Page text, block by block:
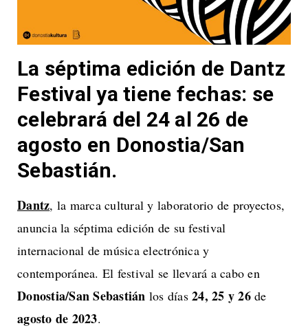
La séptima edición de Dantz
Festival ya tiene fechas: se
celebrará del 24 al 26 de
agosto en Donostia/San
Sebastián.
Dantz, la marca cultural y laboratorio de proyectos,
anuncia la séptima edición de su festival
internacional de música electrónica y
contemporánea. El festival se llevará a cabo en
Donostia/San Sebastián los días 24, 25 y 26de
agosto de 2023.